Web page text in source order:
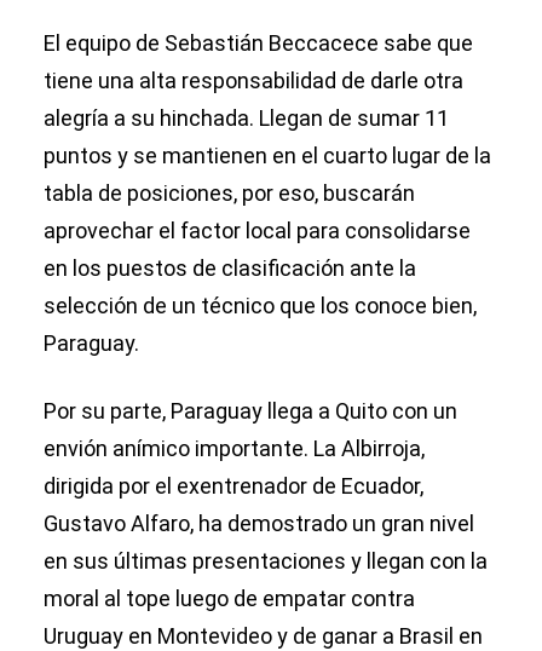
El equipo de Sebastián Beccacece sabe que
tiene una alta responsabilidad de darle otra
alegría a su hinchada. Llegan de sumar 11
puntos y se mantienen en el cuarto lugar de la
tabla de posiciones, por eso, buscarán
aprovechar el factor local para consolidarse
en los puestos de clasificación ante la
selección de un técnico que los conoce bien,
Paraguay.
Por su parte, Paraguay llega a Quito con un
envión anímico importante. La Albirroja,
dirigida por el exentrenador de Ecuador,
Gustavo Alfaro, ha demostrado un gran nivel
en sus últimas presentaciones y llegan con la
moral al tope luego de empatar contra
Uruguay en Montevideo y de ganar a Brasil en